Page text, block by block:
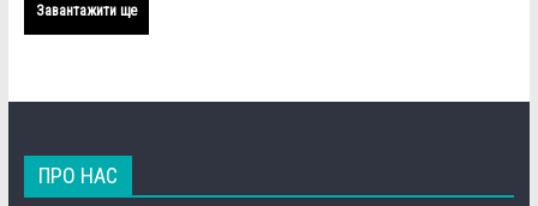
Завантажити ще
ПРО НАС